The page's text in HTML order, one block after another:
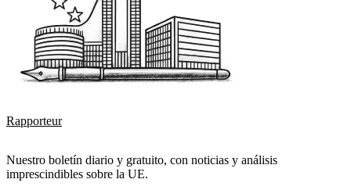
Rapporteur
Nuestro boletín diario y gratuito, con noticias y análisis
imprescindibles sobre la UE.